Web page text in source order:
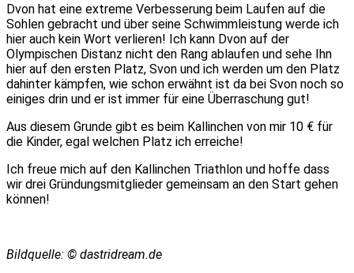
Dvon hat eine extreme Verbesserung beim Laufen auf die
Sohlen gebracht und über seine Schwimmleistung werde ich
hier auch kein Wort verlieren! Ich kann Dvon auf der
Olympischen Distanz nicht den Rang ablaufen und sehe Ihn
hier auf den ersten Platz, Svon und ich werden um den Platz
dahinter kämpfen, wie schon erwähnt ist da bei Svon noch so
einiges drin und er ist immer für eine Überraschung gut!
Aus diesem Grunde gibt es beim Kallinchen von mir 10 € für
die Kinder, egal welchen Platz ich erreiche!
Ich freue mich auf den Kallinchen Triathlon und hoffe dass
wir drei Gründungsmitglieder gemeinsam an den Start gehen
können!
Bildquelle: © dastridream.de